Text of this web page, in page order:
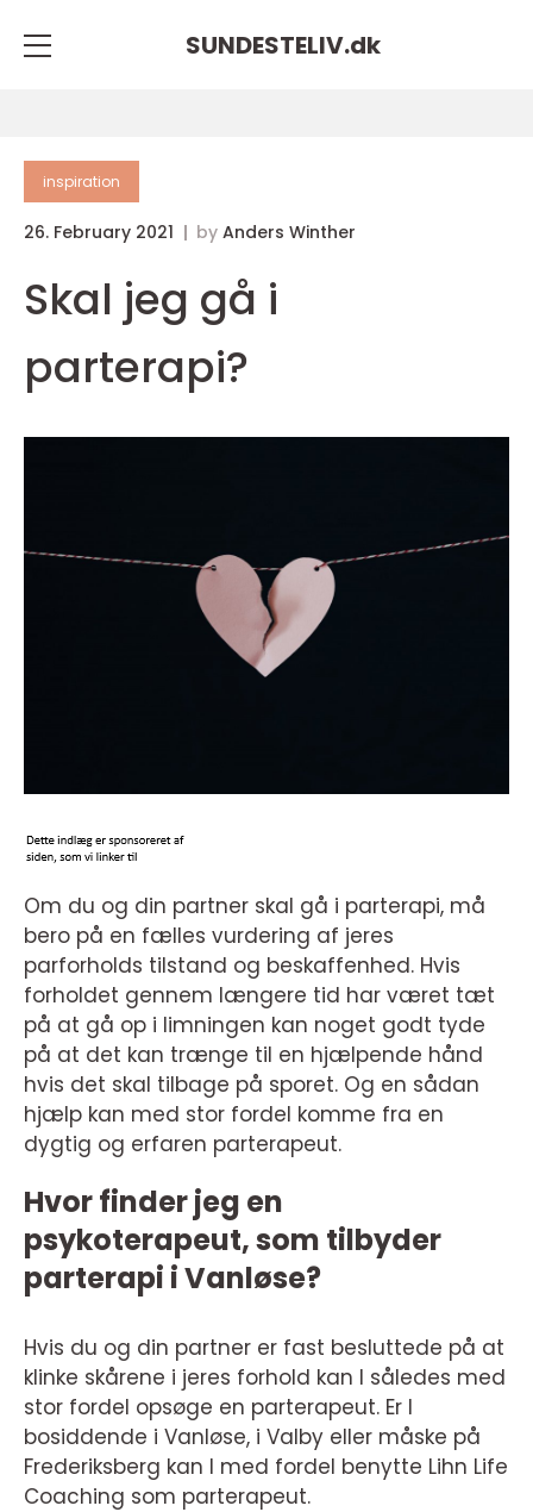
SUNDESTELIV.dk
inspiration
26. February 2021 by Anders Winther
Skal jeg gå i
parterapi?
Om du og din partner skal gå i parterapi, må
bero på en fælles vurdering af jeres
parforholds tilstand og beskaffenhed. Hvis
forholdet gennem længere tid har været tæt
på at gå op i limningen kan noget godt tyde
på at det kan trænge til en hjælpende hånd
hvis det skal tilbage på sporet. Og en sådan
hjælp kan med stor fordel komme fra en
dygtig og erfaren parterapeut.
Hvor finder jeg en
psykoterapeut, som tilbyder
parterapi i Vanløse?
Hvis du og din partner er fast besluttede på at
klinke skårene i jeres forhold kan I således med
stor fordel opsøge en parterapeut. Er I
bosiddende i Vanløse, i Valby eller måske på
Frederiksberg kan I med fordel benytte Lihn Life
Coaching som parterapeut.